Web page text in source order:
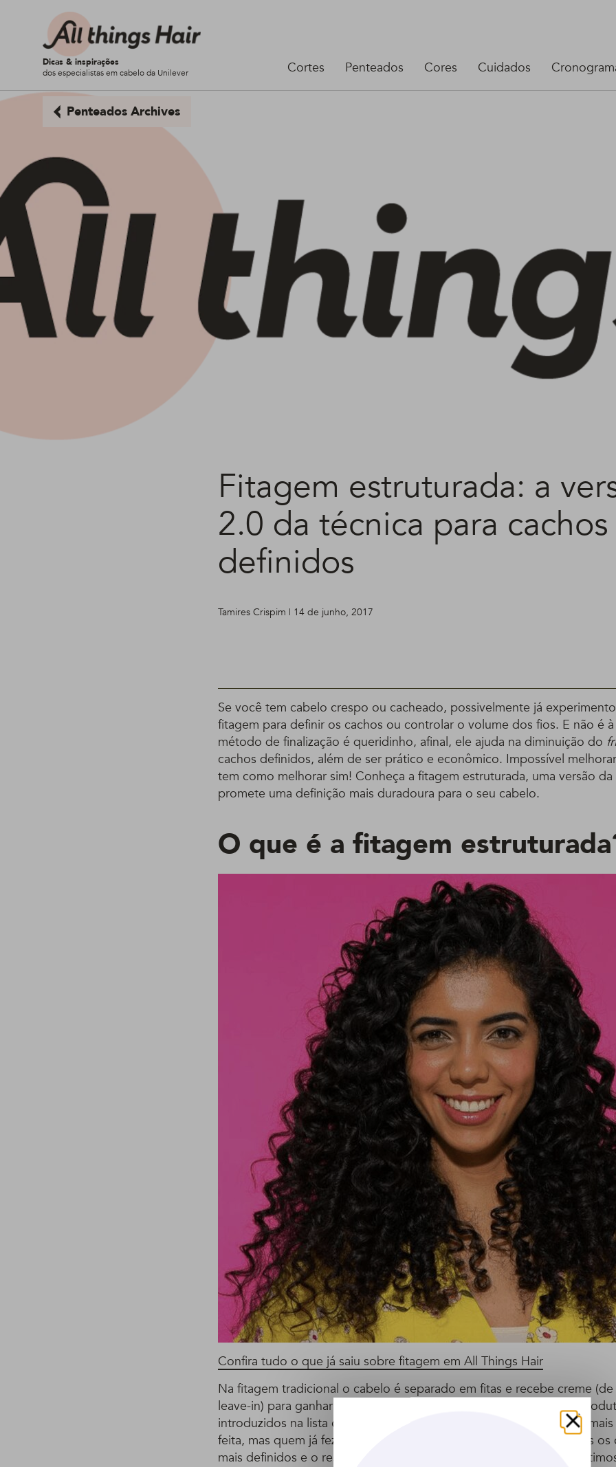
Dicas & inspirações
dos especialistas em cabelo da Unilever
Cortes Penteados Cores Cuidados
Penteados Archives
Fitagem estruturada: a
2.0 da técnica para cachos
definidos
Tamires Crispim | 14 de junho, 2017
Se você tem cabelo crespo ou cacheado, possivelmente já
fitagem para definir os cachos ou controlar o volume dos fios. E não é
método de finalização é queridinho, afinal, ele ajuda na diminuição do
cachos definidos, além de ser prático e econômico. Impossível
tem como melhorar sim! Conheça a fitagem estruturada, uma versão
promete uma definição mais duradoura para o seu cabelo.
O que é a fitagem
Confira tudo o que já saiu sobre fitagem em All Things Hair
Na fitagem tradicional o cabelo é separado em fitas e recebe creme
leave-in) para ganhar definição. Já na fitagem estruturada, outros
introduzidos na lista e novos passos devem ser realizados. Ela leva
feita, mas quem já fez garante que o trabalho extra vale a pena, pois os
mais definidos e o resultado é visível por mais tempo, garantindo
Fechar